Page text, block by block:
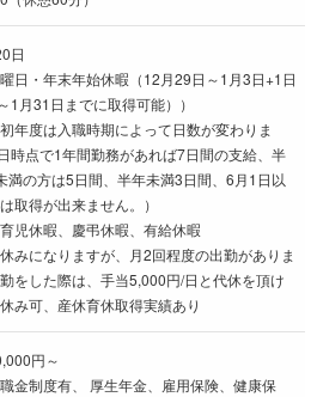
日
日・年末年始休暇（12月29日～1月3日+1日
1月31日までに取得可能））
年度は入職時期によって日数が変わりま
時点で1年間勤務があれば7日間の支給、半
満の方は5日間、半年未満3日間、6月1日以
取得が出来ません。）
児休暇、慶弔休暇、有給休暇
みになりますが、月2回程度の出勤がありま
をした際は、手当5,000円/日と代休を頂け
み可、産休育休取得実績あり
円～
金制度有、 厚生年金、雇用保険、健康保